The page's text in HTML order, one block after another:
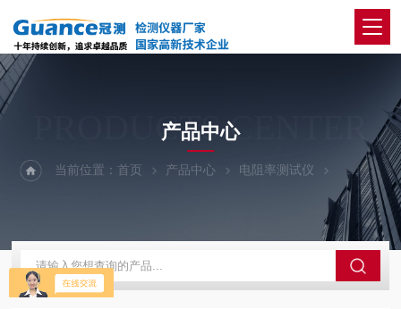
PRODUCTS CENTER
产品中心
当前位置：首页 产品中心 电阻率测试仪 121A1-热